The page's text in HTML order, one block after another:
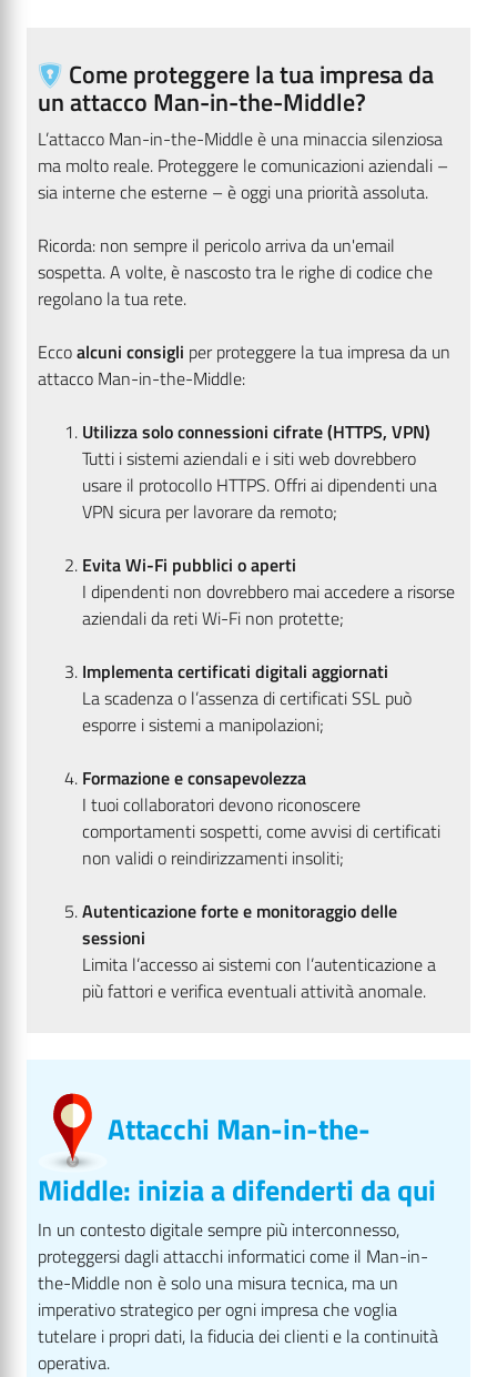
Come proteggere la tua impresa da
un attacco Man-in-the-Middle?
L’attacco Man-in-the-Middle è una minaccia silenziosa
ma molto reale. Proteggere le comunicazioni aziendali –
sia interne che esterne – è oggi una priorità assoluta.
Ricorda: non sempre il pericolo arriva da un'email
sospetta. A volte, è nascosto tra le righe di codice che
regolano la tua rete.
Eccoalcuni consigli per proteggere la tua impresa da un
attacco Man-in-the-Middle:
Utilizza solo connessioni cifrate (HTTPS, VPN)
Tutti i sistemi aziendali e i siti web dovrebbero
usare il protocollo HTTPS. Offri ai dipendenti una
VPN sicura per lavorare da remoto;
Evita Wi-Fi pubblici o aperti
I dipendenti non dovrebbero mai accedere a risorse
aziendali da reti Wi-Fi non protette;
Implementa certificati digitali aggiornati
La scadenza o l’assenza di certificati SSL può
esporre i sistemi a manipolazioni;
Formazione e consapevolezza
I tuoi collaboratori devono riconoscere
comportamenti sospetti, come avvisi di certificati
non validi o reindirizzamenti insoliti;
Autenticazione forte e monitoraggio delle
sessioni
Limita l’accesso ai sistemi con l’autenticazione a
più fattori e verifica eventuali attività anomale.
Attacchi Man-in-the-
Middle: inizia a difenderti da qui
In un contesto digitale sempre più interconnesso,
proteggersi dagli attacchi informatici come il Man-in-
the-Middle non è solo una misura tecnica, ma un
imperativo strategico per ogni impresa che voglia
tutelare i propri dati, la fiducia dei clienti e la continuità
operativa.